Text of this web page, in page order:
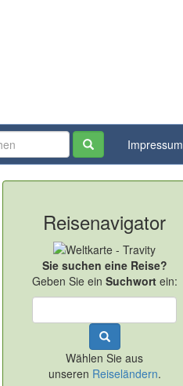
Impressum
Reisenavigator
Sie suchen eine Reise?
Geben Sie ein Suchwortein:
Wählen Sie aus
unseren Reiseländern.